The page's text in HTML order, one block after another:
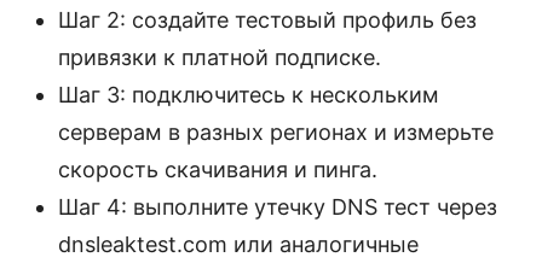
Шаг 2: создайте тестовый профиль без
привязки к платной подписке.
Шаг 3: подключитесь к нескольким
серверам в разных регионах и измерьте
скорость скачивания и пинга.
Шаг 4: выполните утечку DNS тест через
dnsleaktest.com или аналогичные